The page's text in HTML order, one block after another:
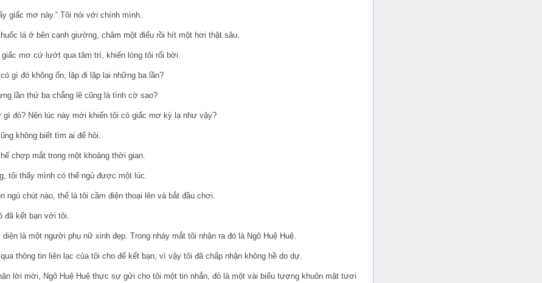
giấc mơ này.” Tôi nói với chính mình.
lá ở bên cạnh giường, châm một điếu rồi hít một hơi thật sâu.
giấc mơ cứ lướt qua tâm trí, khiến lòng tôi rối bời.
gì đó không ổn, lặp đi lặp lại những ba lần?
lần thứ ba chẳng lẽ cũng là tình cờ sao?
gì đó? Nên lúc này mới khiến tôi có giấc mơ kỳ lạ như vậy?
không biết tìm ai để hỏi.
chợp mắt trong một khoảng thời gian.
tôi thấy mình có thể ngủ được một lúc.
ngủ chút nào, thế là tôi cầm điện thoại lên và bắt đầu chơi.
đã kết bạn với tôi.
diện là một người phụ nữ xinh đẹp. Trong nháy mắt tôi nhận ra đó là Ngô Huệ Huệ.
thông tin liên lạc của tôi cho để kết bạn, vì vậy tôi đã chấp nhận không hề do dự.
lời mời, Ngô Huệ Huệ thực sự gửi cho tôi một tin nhắn, đó là một vài biểu tượng khuôn mặt tươi